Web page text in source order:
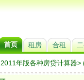
首页 租房 合租
年版各种房贷计算器>